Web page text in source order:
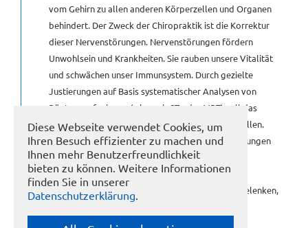
vom Gehirn zu allen anderen Körperzellen und Organen
behindert. Der Zweck der Chiropraktik ist die Korrektur
dieser Nervenstörungen. Nervenstörungen fördern
Unwohlsein und Krankheiten. Sie rauben unsere Vitalität
und schwächen unser Immunsystem. Durch gezielte
Justierungen auf Basis systematischer Analysen von
Röntgenaufnahmen (wie auch CT oder MRT) soll das
Rückenmark seine Funktionen wieder normal erfüllen.
Dadurch werden Schmerzen oder auch Organstörungen
des gesamten Körpers gezielt beseitigt, ohne
Schmerzmittel zu verwenden. Neben Rücken und
Bandscheiben werden auch Fehlstellungen von Gelenken,
Kopfschmerzen, Nieren-, Leber- und Herz-
Diese Webseite verwendet Cookies, um
Ihren Besuch effizienter zu machen und
Ihnen mehr Benutzerfreundlichkeit
bieten zu können. Weitere Informationen
finden Sie in unserer
Datenschutzerklärung.